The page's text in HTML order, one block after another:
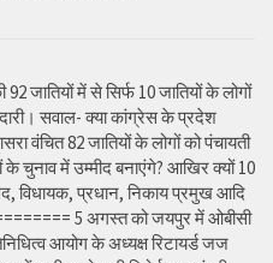
जातियों में से सिर्फ 10 जातियों के लोगों
सवाल- क्या कांग्रेस के प्रदेश
वंचित 82 जातियों के लोगों को पंचायती
के चुनाव में उम्मीद बनाएंगे? आखिर क्यों 10
विधायक, प्रधान, निकाय प्रमुख आदि
5 अगस्त को जयपुर में ओबीसी
आयोग के अध्यक्ष रिटायर्ड जज